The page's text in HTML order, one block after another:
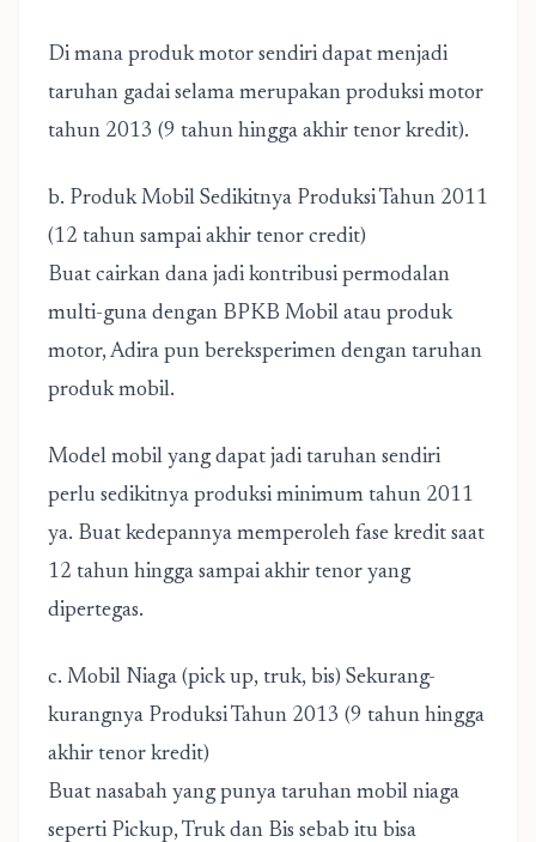
Di mana produk motor sendiri dapat menjadi
taruhan gadai selama merupakan produksi motor
tahun 2013 (9 tahun hingga akhir tenor kredit).
b. Produk Mobil Sedikitnya Produksi Tahun 2011
(12 tahun sampai akhir tenor credit)
Buat cairkan dana jadi kontribusi permodalan
multi-guna dengan BPKB Mobil atau produk
motor, Adira pun bereksperimen dengan taruhan
produk mobil.
Model mobil yang dapat jadi taruhan sendiri
perlu sedikitnya produksi minimum tahun 2011
ya. Buat kedepannya memperoleh fase kredit saat
12 tahun hingga sampai akhir tenor yang
dipertegas.
c. Mobil Niaga (pick up, truk, bis) Sekurang-
kurangnya Produksi Tahun 2013 (9 tahun hingga
akhir tenor kredit)
Buat nasabah yang punya taruhan mobil niaga
seperti Pickup, Truk dan Bis sebab itu bisa